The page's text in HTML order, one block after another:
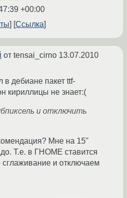
+00:00
Ссылка
от tensai_cirno 13.07.2010
в дебиане пакет ttf-
кириллицы не знает:(
и отключить
Мне на 15"
Т.е. в ГНОМЕ ставится
сглаживание и отключаем